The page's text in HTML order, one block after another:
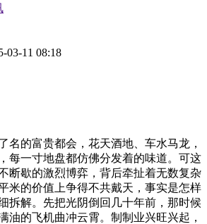
03-11 08:18
的富贵都会，花天酒地、车水马龙，
每一寸地盘都仿佛分发着的味道。可这
断歇的激烈博弈，背后牵扯着无数复杂
米的价值上争得不共戴天，事实是怎样
拆解。先把光阴倒回几十年前，那时候
油的飞机曲冲云霄。制制业兴旺兴起，